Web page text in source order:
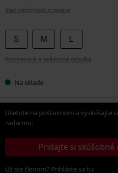
Viac informácií o tovare
Vyberte
si
veľkosť
S M
Rozmerová a veľkostná tabuľka
Na sklade
Ušetrite na poštovnom a vyskúšajte
zadarmo:
Pridajte si skúšobné
Už ste členom? Prihláste sa tu: